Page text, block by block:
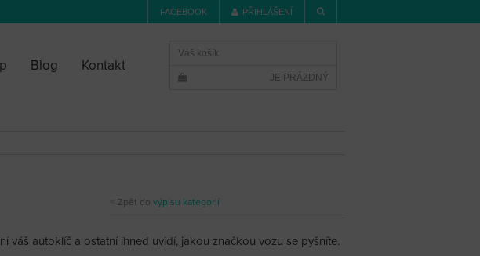
FACEBOOK PŘIHLÁŠENÍ
Blog Kontakt
Váš košík
JE PRÁZDNÝ
Zpět do výpisu kategorií
váš autoklíč a ostatní ihned uvidí, jakou značkou vozu se pyšníte.